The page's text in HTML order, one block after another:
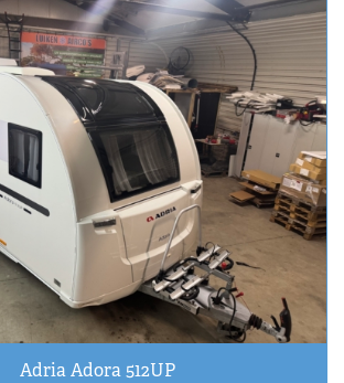
Adria Adora 512UP